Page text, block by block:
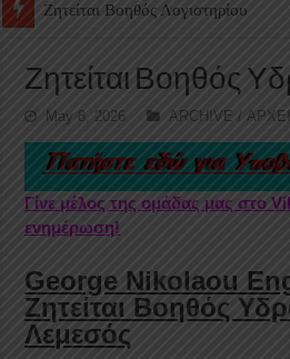
Ζητείται Υπάλληλος για γέμισμα
Ζητείται Βοηθός
May 8, 2026 ARCHIVE /
Γίνε μέλος της ομάδας μας στο
ενημέρωση!
George Nikolaou
Ζητείται Βοηθός
Λεμεσός